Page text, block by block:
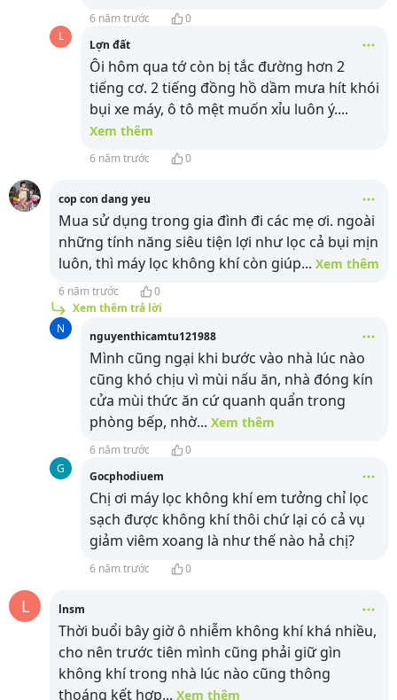
6 năm trước
0
L
Lợn đất
Ôi hôm qua tớ còn bị tắc đường hơn 2
tiếng cơ. 2 tiếng đồng hồ dầm mưa hít khói
bụi xe máy, ô tô mệt muốn xỉu luôn ý....
Xem thêm
6 năm trước 0
cop con dang yeu
Mua sử dụng trong gia đình đi các mẹ ơi. ngoài
những tính năng siêu tiện lợi như lọc cả bụi mịn
luôn, thì máy lọc không khí còn giúp... Xem thêm
6 năm trước
0
Xem thêm trả lời
N
nguyenthicamtu121988
Mình cũng ngại khi bước vào nhà lúc nào
cũng khó chịu vì mùi nấu ăn, nhà đóng kín
cửa mùi thức ăn cứ quanh quẩn trong
phòng bếp, nhờ... Xem thêm
6 năm trước
0
G
Gocphodiuem
Chị ơi máy lọc không khí em tưởng chỉ lọc
sạch được không khí thôi chứ lại có cả vụ
giảm viêm xoang là như thế nào hả chị?
6 năm trước 0
L lnsm
Thời buổi bây giờ ô nhiễm không khí khá nhiều,
cho nên trước tiên mình cũng phải giữ gìn
không khí trong nhà lúc nào cũng thông
thoáng kết hợp... Xem thêm